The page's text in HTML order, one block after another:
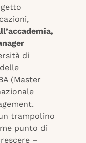
di
(Master
trampolino
punto di
–